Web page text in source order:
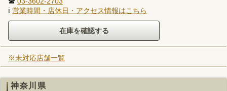
ℹ 営業時間・店休日・アクセス情報はこちら
※未対応店舗一覧
神奈川県